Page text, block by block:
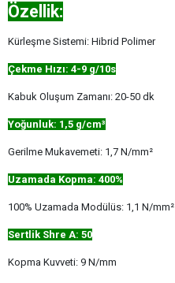
Özellik:
Kürleşme Sistemi: Hibrid Polimer
Çekme Hızı: 4-9 g/10s
Kabuk Oluşum Zamanı: 20-50 dk
Yoğunluk: 1,5 g/cm³
Gerilme Mukavemeti: 1,7 N/mm²
Uzamada Kopma: 400%
100% Uzamada Modülüs: 1,1 N/mm²
Sertlik Shre A: 50
Kopma Kuvveti: 9 N/mm